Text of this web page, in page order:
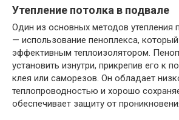
Утепление потолка в подвале
Один из основных методов утепления
— использование пеноплекса, который
эффективным теплоизолятором.
установить изнутри, прикрепив его к
клея или саморезов. Он обладает
теплопроводностью и хорошо
обеспечивает защиту от